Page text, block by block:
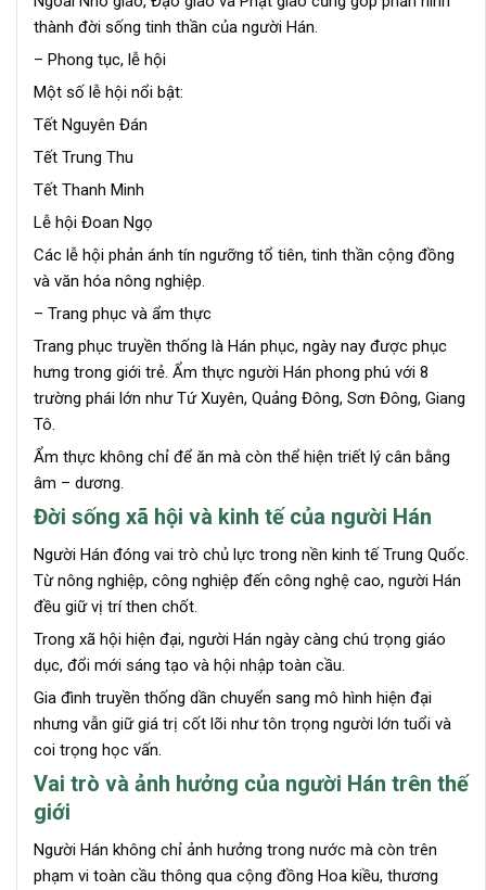
thành đời sống tinh thần của người Hán.
– Phong tục, lễ hội
Một số lễ hội nổi bật:
Tết Nguyên Đán
Tết Trung Thu
Tết Thanh Minh
Lễ hội Đoan Ngọ
Các lễ hội phản ánh tín ngưỡng tổ tiên, tinh thần cộng đồng
và văn hóa nông nghiệp.
– Trang phục và ẩm thực
Trang phục truyền thống là Hán phục, ngày nay được phục
hưng trong giới trẻ. Ẩm thực người Hán phong phú với 8
trường phái lớn như Tứ Xuyên, Quảng Đông, Sơn Đông, Giang
Tô.
Ẩm thực không chỉ để ăn mà còn thể hiện triết lý cân bằng
âm – dương.
Đời sống xã hội và kinh tế của người Hán
Người Hán đóng vai trò chủ lực trong nền kinh tế Trung Quốc.
Từ nông nghiệp, công nghiệp đến công nghệ cao, người Hán
đều giữ vị trí then chốt.
Trong xã hội hiện đại, người Hán ngày càng chú trọng giáo
dục, đổi mới sáng tạo và hội nhập toàn cầu.
Gia đình truyền thống dần chuyển sang mô hình hiện đại
nhưng vẫn giữ giá trị cốt lõi như tôn trọng người lớn tuổi và
coi trọng học vấn.
Vai trò và ảnh hưởng của người Hán trên thế
giới
Người Hán không chỉ ảnh hưởng trong nước mà còn trên
phạm vi toàn cầu thông qua cộng đồng Hoa kiều, thương